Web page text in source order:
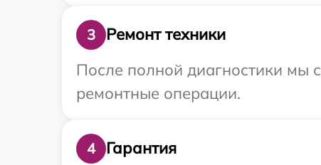
3
Ремонт техники
После полной диагностики мы
ремонтные операции.
4
Гарантия